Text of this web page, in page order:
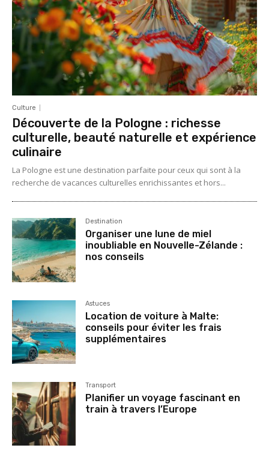
Culture
Découverte de la Pologne : richesse
culturelle, beauté naturelle et expérience
culinaire
La Pologne est une destination parfaite pour ceux qui sont à la
recherche de vacances culturelles enrichissantes et hors...
Destination
Organiser une lune de miel
inoubliable en Nouvelle-Zélande :
nos conseils
Astuces
Location de voiture à Malte:
conseils pour éviter les frais
supplémentaires
Transport
Planifier un voyage fascinant en
train à travers l’Europe